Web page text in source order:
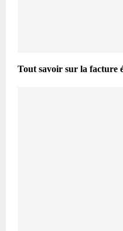
Tout savoir sur la facture